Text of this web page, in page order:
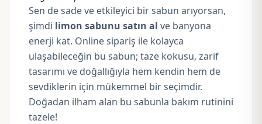
Sen de sade ve etkileyici bir sabun arıyorsan,
şimdi limon sabunu satın al ve banyona
enerji kat. Online sipariş ile kolayca
ulaşabileceğin bu sabun; taze kokusu, zarif
tasarımı ve doğallığıyla hem kendin hem de
sevdiklerin için mükemmel bir seçimdir.
Doğadan ilham alan bu sabunla bakım rutinini
tazele!